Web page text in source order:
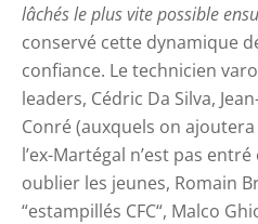
lâchés le plus vite possible
conservé cette dynamique
confiance. Le technicien
leaders, Cédric Da Silva,
Conré (auxquels on
l’ex-Martégal n’est pas
oublier les jeunes, Romain
“estampillés CFC“, Malco